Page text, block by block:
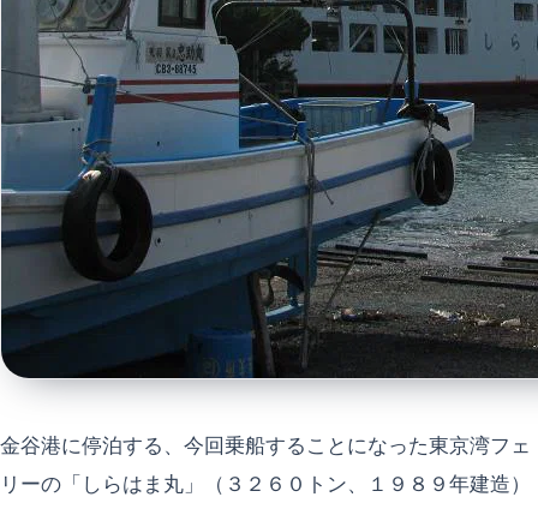
金谷港に停泊する、今回乗船することになった東京湾フェ
リーの「しらはま丸」（３２６０トン、１９８９年建造）